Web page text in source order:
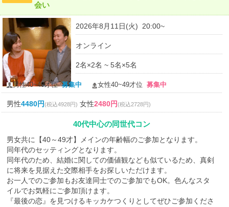
会い
2026年8月11日(火) 20:00~
オンライン
2名×2名 ~ 5名×5名
男性40~49才位募集中 女性40~49才位 募集中
男性4480円(税込4928円) 女性2480円(税込2728円)
40代中心の同世代コン
男女共に【40～49才】メインの年齢幅のご参加となります。
同年代のセッティングとなります。
同年代のため、結婚に関しての価値観なども似ているため、真剣
に将来を見据えた交際相手をお探しいただけます。
お一人でのご参加もお友達同士でのご参加でもOK。色んなスタ
イルでお気軽にご参加頂けます。
『最後の恋』を見つけるキッカケつくりとしてぜひご参加くださ